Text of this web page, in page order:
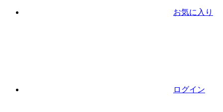
お気に入り
ログイン